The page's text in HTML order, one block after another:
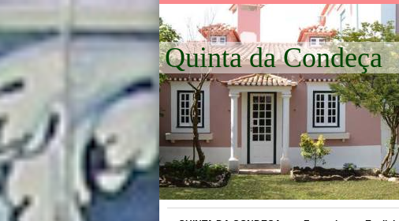
Quinta da Condeça